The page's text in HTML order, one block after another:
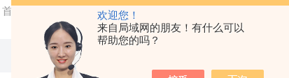
欢迎您！
来自局域网的朋友！有什么可以
帮助您的吗？
首页 高精度玻璃量器 / XZ-